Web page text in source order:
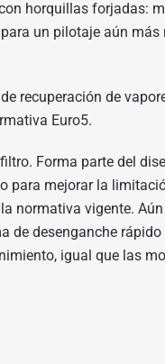
horquillas forjadas:
un pilotaje aún más
recuperación de
Euro5.
Forma parte del
para mejorar la
normativa vigente.
de desenganche
igual que las